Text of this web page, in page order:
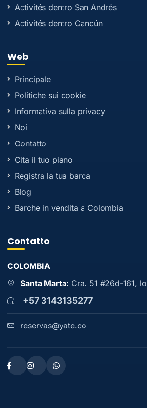
Activités dentro San Andrés
Activités dentro Cancún
Web
Principale
Politiche sui cookie
Informativa sulla privacy
Noi
Contatto
Cita il tuo piano
Registra la tua barca
Blog
Barche in vendita a Colombia
Contatto
COLOMBIA
Santa Marta: Cra. 51 #26d-161,
+57 3143135277
reservas@yate.co